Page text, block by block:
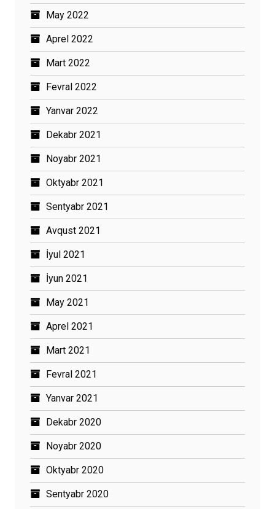
May 2022
Aprel 2022
Mart 2022
Fevral 2022
Yanvar 2022
Dekabr 2021
Noyabr 2021
Oktyabr 2021
Sentyabr 2021
Avqust 2021
İyul 2021
İyun 2021
May 2021
Aprel 2021
Mart 2021
Fevral 2021
Yanvar 2021
Dekabr 2020
Noyabr 2020
Oktyabr 2020
Sentyabr 2020